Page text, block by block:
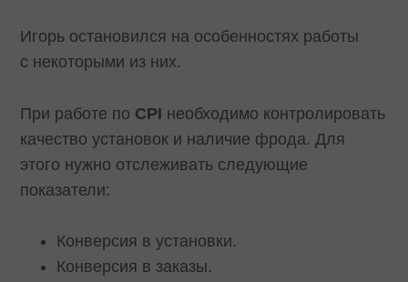
Игорь остановился на особенностях работы
с некоторыми из них.
При работе по CPI необходимо контролировать
качество установок и наличие фрода. Для
этого нужно отслеживать следующие
показатели:
Конверсия в установки.
Конверсия в заказы.